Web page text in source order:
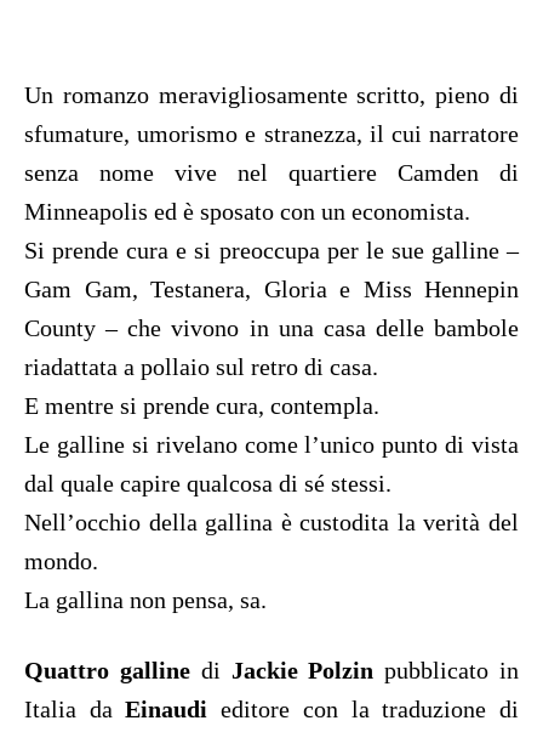
Un romanzo meravigliosamente scritto, pieno di
sfumature, umorismo e stranezza, il cui narratore
senza nome vive nel quartiere Camden di
Minneapolis ed è sposato con un economista.
Si prende cura e si preoccupa per le sue galline –
Gam Gam, Testanera, Gloria e Miss Hennepin
County – che vivono in una casa delle bambole
riadattata a pollaio sul retro di casa.
E mentre si prende cura, contempla.
Le galline si rivelano come l’unico punto di vista
dal quale capire qualcosa di sé stessi.
Nell’occhio della gallina è custodita la verità del
mondo.
La gallina non pensa, sa.
Quattro gallinedi Jackie Polzin pubblicato in
Italia daEinaudi editore con la traduzione di